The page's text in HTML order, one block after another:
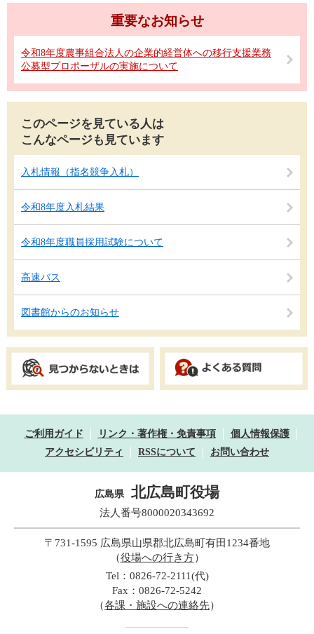
重要なお知らせ
令和8年度農事組合法人の企業的経営体への移行支援業務
公募型プロポーザルの実施について
このページを見ている人は
こんなページも見ています
入札情報（指名競争入札）
令和8年度入札結果
令和8年度職員採用試験について
高速バス
図書館からのお知らせ
ご利用ガイド リンク・著作権・免責事項
個人情報保護
アクセシビリティ
RSSについて お問い合わせ
広島県 北広島町役場
法人番号8000020343692
〒731-1595 広島県山県郡北広島町有田1234番地
（役場への行き方）
Tel：0826-72-2111(代)
Fax：0826-72-5242
（各課・施設への連絡先）